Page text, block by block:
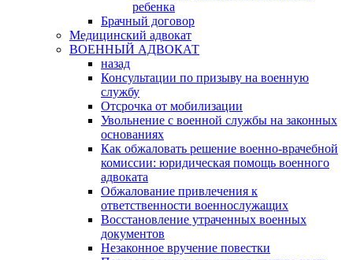
ребенка
Брачный договор
Медицинский адвокат
ВОЕННЫЙ АДВОКАТ
назад
Консультации по призыву на военную
службу
Отсрочка от мобилизации
Увольнение с военной службы на законных
основаниях
Как обжаловать решение военно-врачебной
комиссии: юридическая помощь военного
адвоката
Обжалование привлечения к
ответственности военнослужащих
Восстановление утраченных военных
документов
Незаконное вручение повестки